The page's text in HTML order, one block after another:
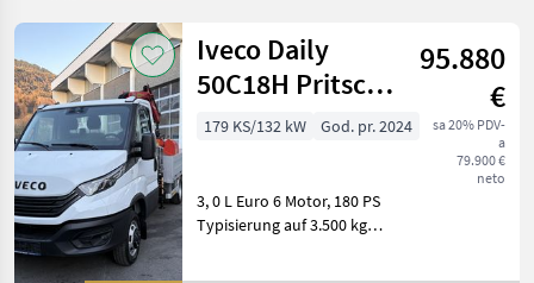
kamioneti
Iveco Daily
50C18H Pritsche
m. Kran
95.880
€
sa 20% PDV-
a
79.900 €
neto
179 KS/132 kW God. pr. 2024
3, 0 L Euro 6 Motor, 180 PS
Typisierung auf 3.500 kg